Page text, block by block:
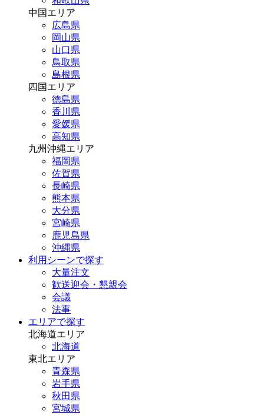
中国エリア
広島県
岡山県
山口県
鳥取県
島根県
四国エリア
徳島県
香川県
愛媛県
高知県
九州沖縄エリア
福岡県
佐賀県
長崎県
熊本県
大分県
宮崎県
鹿児島県
沖縄県
利用シーンで探す
大量注文
歓送迎会・懇親会
会議
法事
エリアで探す
北海道エリア
北海道
東北エリア
青森県
岩手県
秋田県
宮城県